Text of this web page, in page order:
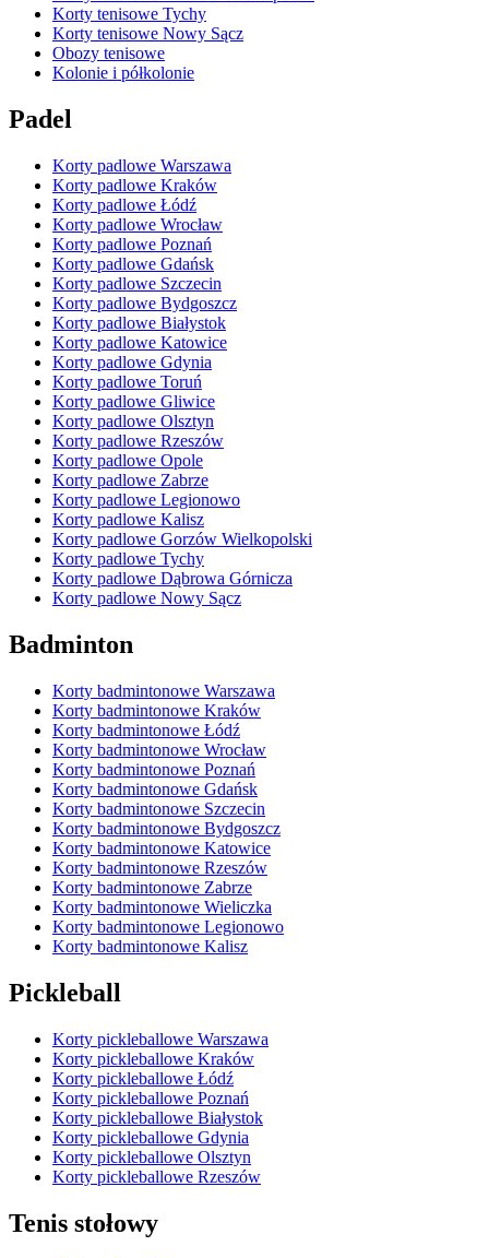
Korty tenisowe Tychy
Korty tenisowe Nowy Sącz
Obozy tenisowe
Kolonie i półkolonie
Padel
Korty padlowe Warszawa
Korty padlowe Kraków
Korty padlowe Łódź
Korty padlowe Wrocław
Korty padlowe Poznań
Korty padlowe Gdańsk
Korty padlowe Szczecin
Korty padlowe Bydgoszcz
Korty padlowe Białystok
Korty padlowe Katowice
Korty padlowe Gdynia
Korty padlowe Toruń
Korty padlowe Gliwice
Korty padlowe Olsztyn
Korty padlowe Rzeszów
Korty padlowe Opole
Korty padlowe Zabrze
Korty padlowe Legionowo
Korty padlowe Kalisz
Korty padlowe Gorzów Wielkopolski
Korty padlowe Tychy
Korty padlowe Dąbrowa Górnicza
Korty padlowe Nowy Sącz
Badminton
Korty badmintonowe Warszawa
Korty badmintonowe Kraków
Korty badmintonowe Łódź
Korty badmintonowe Wrocław
Korty badmintonowe Poznań
Korty badmintonowe Gdańsk
Korty badmintonowe Szczecin
Korty badmintonowe Bydgoszcz
Korty badmintonowe Katowice
Korty badmintonowe Rzeszów
Korty badmintonowe Zabrze
Korty badmintonowe Wieliczka
Korty badmintonowe Legionowo
Korty badmintonowe Kalisz
Pickleball
Korty pickleballowe Warszawa
Korty pickleballowe Kraków
Korty pickleballowe Łódź
Korty pickleballowe Poznań
Korty pickleballowe Białystok
Korty pickleballowe Gdynia
Korty pickleballowe Olsztyn
Korty pickleballowe Rzeszów
Tenis stołowy